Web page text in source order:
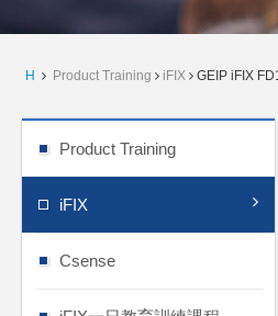
H Product Training iFIX GEIP iFIX
Product Training
iFIX
Csense